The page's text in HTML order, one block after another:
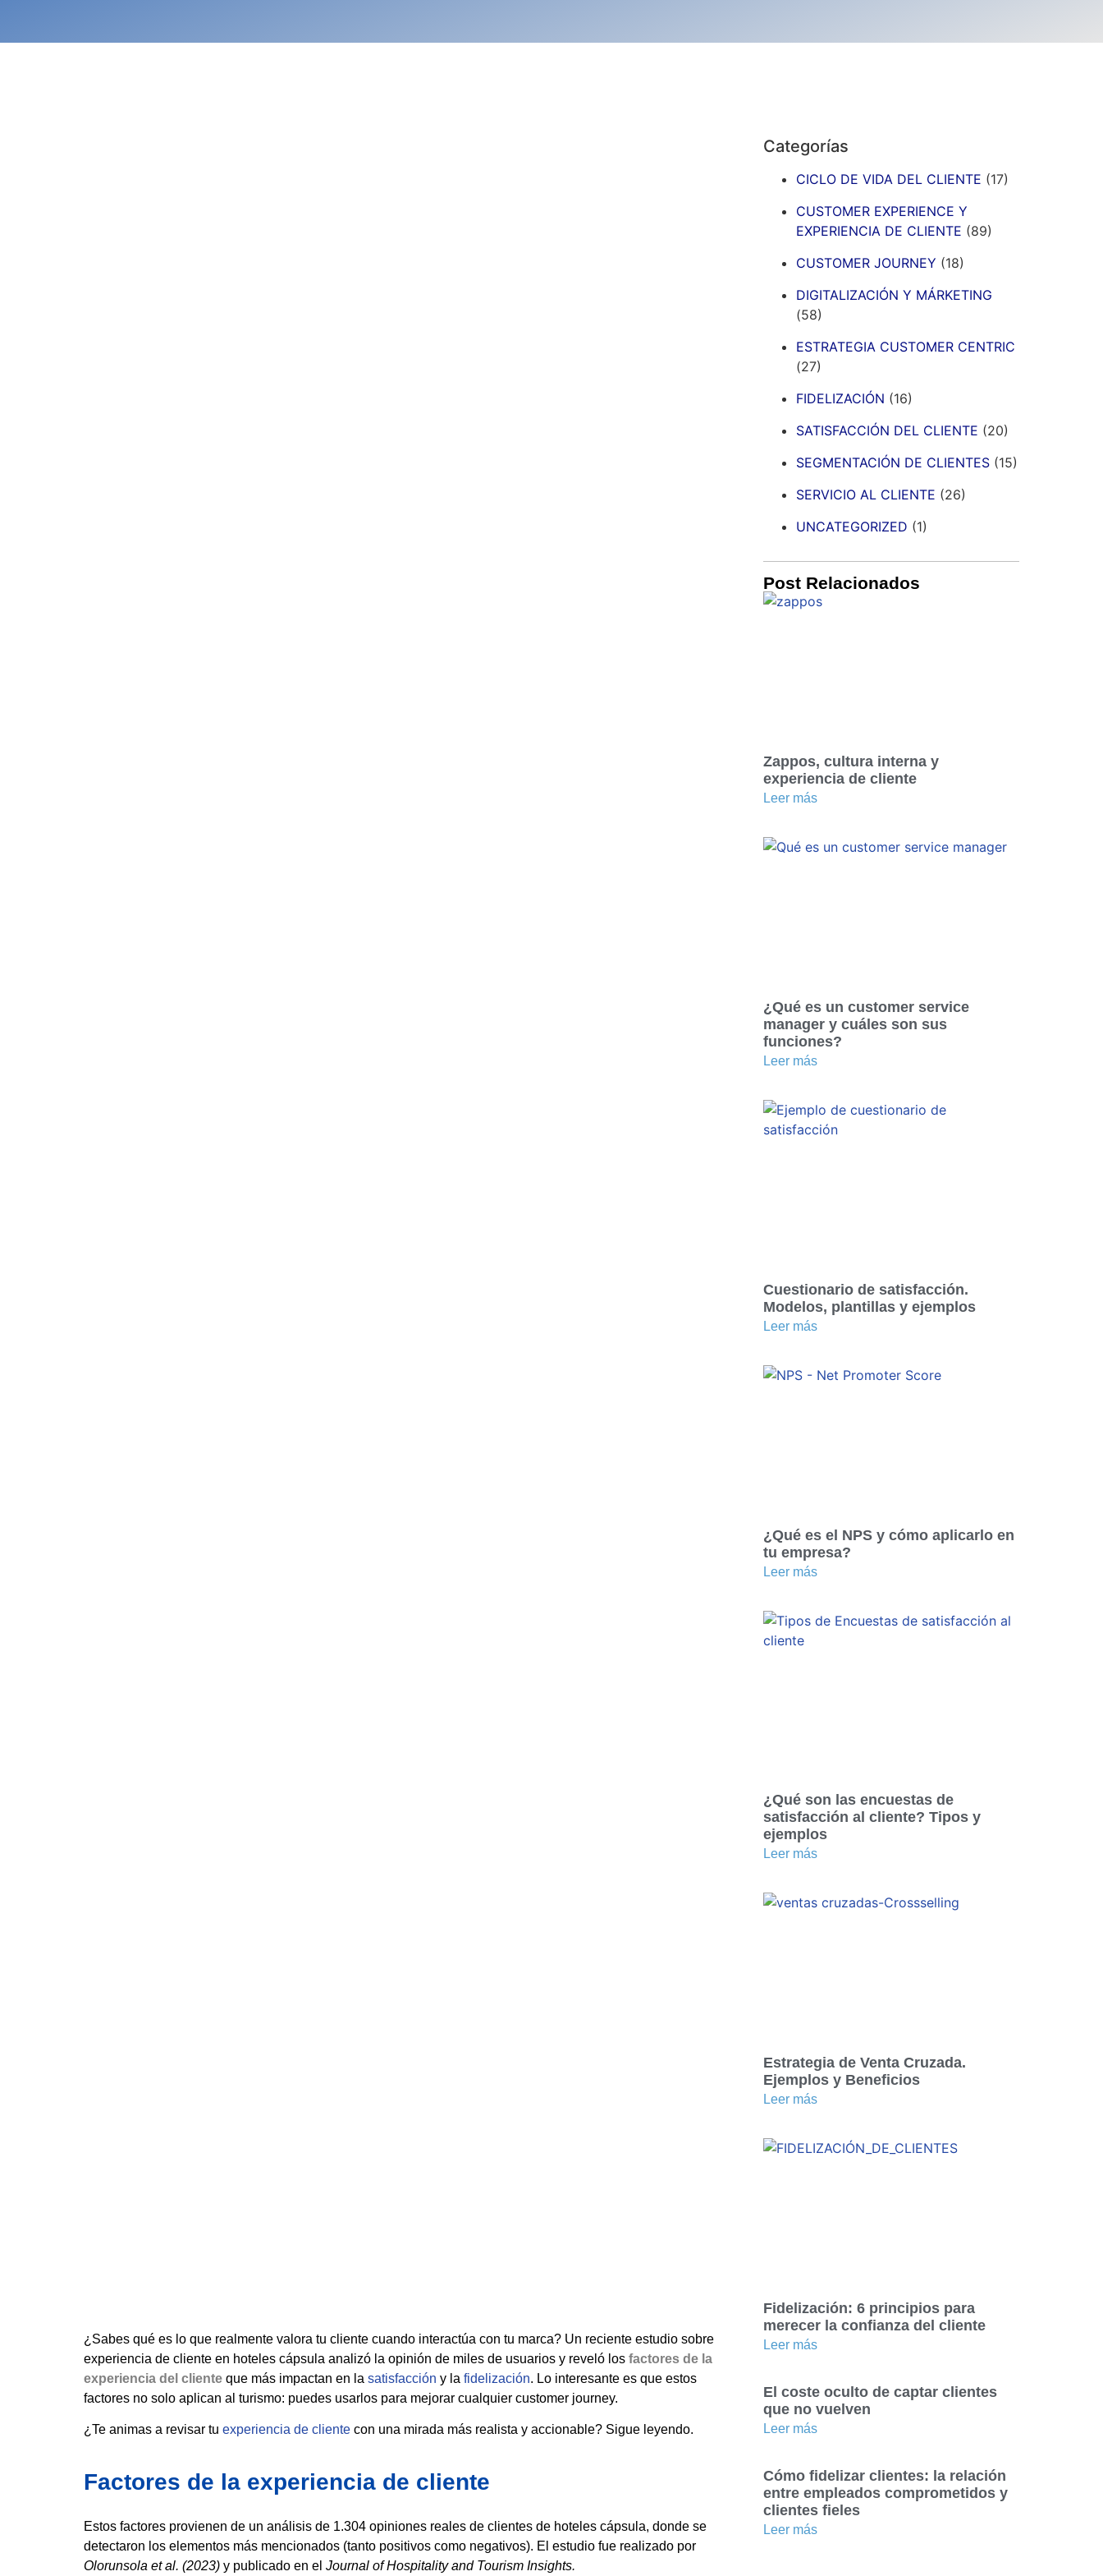
¿Sabes qué es lo que realmente valora tu cliente cuando interactúa con tu marca? Un reciente estudio sobre
experiencia de cliente en hoteles cápsula analizó la opinión de miles de usuarios y reveló los factores de la
experiencia del cliente que más impactan en la satisfacción y la fidelización. Lo interesante es que estos
factores no solo aplican al turismo: puedes usarlos para mejorar cualquier customer journey.
¿Te animas a revisar tu experiencia de cliente con una mirada más realista y accionable? Sigue leyendo.
Factores de la experiencia de cliente
Estos factores provienen de un análisis de 1.304 opiniones reales de clientes de hoteles cápsula, donde se
detectaron los elementos más mencionados (tanto positivos como negativos). El estudio fue realizado por
Olorunsola et al. (2023) y publicado en el Journal of Hospitality and Tourism Insights.
Categorías
CICLO DE VIDA DEL CLIENTE (17)
CUSTOMER EXPERIENCE Y
EXPERIENCIA DE CLIENTE (89)
CUSTOMER JOURNEY (18)
DIGITALIZACIÓN Y MÁRKETING
(58)
ESTRATEGIA CUSTOMER CENTRIC
(27)
FIDELIZACIÓN (16)
SATISFACCIÓN DEL CLIENTE (20)
SEGMENTACIÓN DE CLIENTES (15)
SERVICIO AL CLIENTE (26)
UNCATEGORIZED (1)
Post Relacionados
Zappos, cultura interna y
experiencia de cliente
Leer más
¿Qué es un customer service
manager y cuáles son sus
funciones?
Leer más
Cuestionario de satisfacción.
Modelos, plantillas y ejemplos
Leer más
¿Qué es el NPS y cómo aplicarlo en
tu empresa?
Leer más
¿Qué son las encuestas de
satisfacción al cliente? Tipos y
ejemplos
Leer más
Estrategia de Venta Cruzada.
Ejemplos y Beneficios
Leer más
Fidelización: 6 principios para
merecer la confianza del cliente
Leer más
El coste oculto de captar clientes
que no vuelven
Leer más
Cómo fidelizar clientes: la relación
entre empleados comprometidos y
clientes fieles
Leer más